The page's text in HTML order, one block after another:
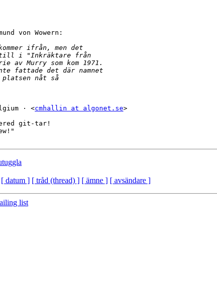
von Wowern:
· <cmhallin at algonet.se>
git-tar!
[ datum ] [ tråd (thread) ] [ ämne ] [ avsändare ]
list